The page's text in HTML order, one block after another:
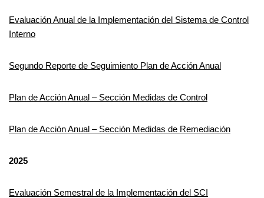
Evaluación Anual de la Implementación del Sistema de Control
Interno
Segundo Reporte de Seguimiento Plan de Acción Anual
Plan de Acción Anual – Sección Medidas de Control
Plan de Acción Anual – Sección Medidas de Remediación
2025
Evaluación Semestral de la Implementación del SCI